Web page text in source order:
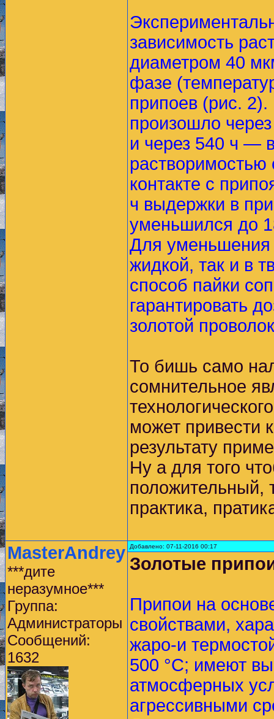
зависимость
диаметром 40
фазе
припоев (рис.
произошло
и через 540 ч —
растворимостью
контакте с
ч выдержки в
уменьшился до
Для уменьшения
жидкой, так и в
способ пайки
гарантировать
золотой
То бишь само
сомнительное
может привести
результату
Ну а для того
положительный,
практика,
MasterAndrey
***дите
неразумное***
Группа:
Администраторы
Сообщений:
1632
Добавлено: 07-11-2016 00:17
Золотые
Припои на
свойствами,
жаро-и
500 °С; имеют
атмосферных
агрессивными